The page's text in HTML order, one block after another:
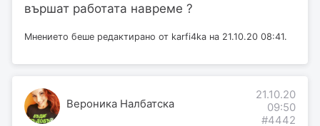
вършат работата навреме ?
Мнението беше редактирано от karfi4ka на 21.10.20 08:41.
Вероника Налбатска
21.10.20
09:50
#4442